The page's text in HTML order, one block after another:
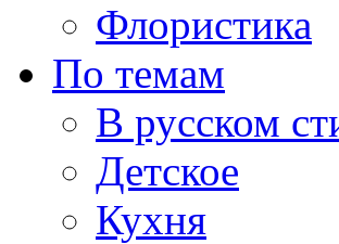
Флористика
По темам
В русском
Детское
Кухня